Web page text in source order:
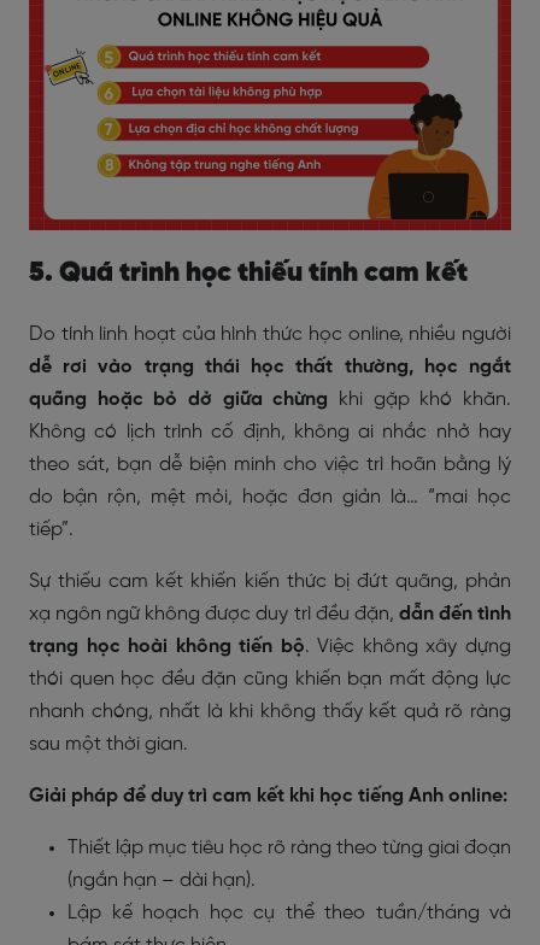
5. Quá trình học thiếu tính cam kết
Do tính linh hoạt của hình thức học online, nhiều người
dễ rơi vào trạng thái học thất thường, học ngắt
quãng hoặc bỏ dở giữa chừng khi gặp khó khăn.
Không có lịch trình cố định, không ai nhắc nhở hay
theo sát, bạn dễ biện minh cho việc trì hoãn bằng lý
do bận rộn, mệt mỏi, hoặc đơn giản là… “mai học
tiếp”.
Sự thiếu cam kết khiến kiến thức bị đứt quãng, phản
xạ ngôn ngữ không được duy trì đều đặn, dẫn đến tình
trạng học hoài không tiến bộ. Việc không xây dựng
thói quen học đều đặn cũng khiến bạn mất động lực
nhanh chóng, nhất là khi không thấy kết quả rõ ràng
sau một thời gian.
Giải pháp để duy trì cam kết khi học tiếng Anh online:
Thiết lập mục tiêu học rõ ràng theo từng giai đoạn
(ngắn hạn – dài hạn).
Lập kế hoạch học cụ thể theo tuần/tháng và